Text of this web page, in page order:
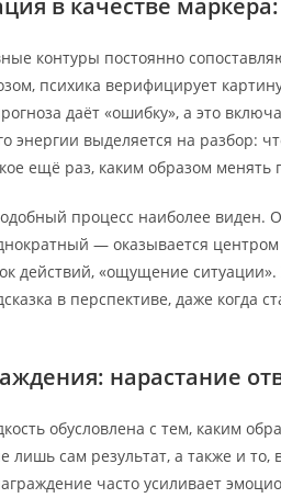
контуры постоянно
психика верифицирует
даёт «ошибку», а это
энергии выделяется на разбор:
ещё раз, каким образом
процесс наиболее
— оказывается
действий, «ощущение
в перспективе, даже
нарастание
обусловлена с тем, каким
лишь сам результат, а также и то,
часто усиливает